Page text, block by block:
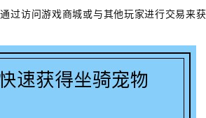
过访问游戏商城或与其他玩家进行交易来获